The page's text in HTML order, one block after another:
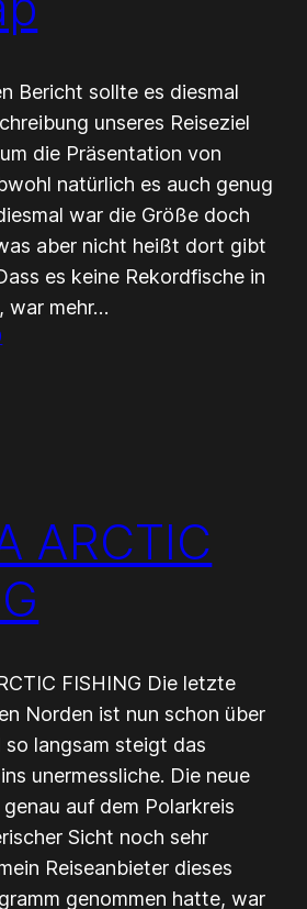
Bericht sollte es diesmal
unseres Reiseziel
die Präsentation von
natürlich es auch genug
war die Größe doch
aber nicht heißt dort gibt
es keine Rekordfische in
war mehr…
ARCTIC
FISHING Die letzte
Norden ist nun schon über
langsam steigt das
unermessliche. Die neue
auf dem Polarkreis
Sicht noch sehr
Reiseanbieter dieses
genommen hatte, war